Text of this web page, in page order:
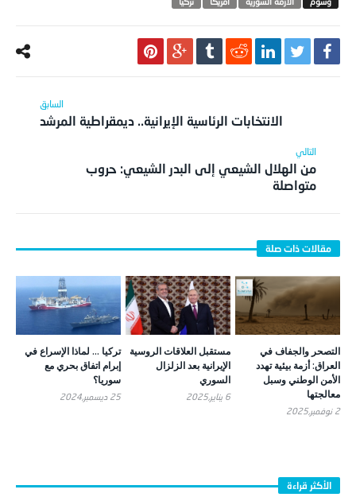
الانتخابات الرئاسية الإيرانية.. ديمقراطية المرشد
من الهلال الشيعي إلى البدر الشيعي: حروب
متواصلة
التصحر والجفاف في
العراق: أزمة بيئية تهدد
الأمن الوطني وسبل
معالجتها
2 نوفمبر,2025
مستقبل العلاقات الروسية
الإيرانية بعد الزلزال
السوري
6 يناير,2025
تركيا … لماذا الإسراع في
إبرام اتفاق بحري مع
سوريا؟
25 ديسمبر,2024
الأكثر قراءة